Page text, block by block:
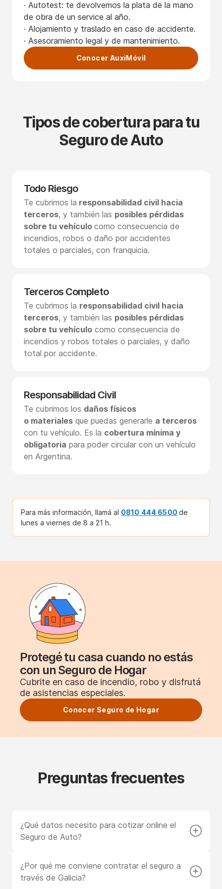
· Autotest: te devolvemos la plata de la mano
de obra de un service al año.
· Alojamiento y traslado en caso de accidente.
· Asesoramiento legal y de mantenimiento.
Conocer AuxiMóvil
Tipos de cobertura para tu
Seguro de Auto
Todo Riesgo
Te cubrimos la responsabilidad civil hacia
terceros, y también las posibles pérdidas
sobre tu vehículo como consecuencia de
incendios, robos o daño por accidentes
totales o parciales, con franquicia.
Terceros Completo
Te cubrimos la responsabilidad civil hacia
terceros, y también las posibles pérdidas
sobre tu vehículo como consecuencia de
incendios y robos totales o parciales, y daño
total por accidente.
Responsabilidad Civil
Te cubrimos los daños físicos
o materiales que puedas generarle a terceros
con tu vehículo. Es la cobertura mínima y
obligatoria para poder circular con un vehículo
en Argentina.
Para más información, llamá al 0810 444 6500de
lunes a viernes de 8 a 21 h.
Protegé tu casa cuando no estás
con un Seguro de Hogar
Cubrite en caso de incendio, robo y disfrutá
de asistencias especiales.
Conocer Seguro de Hogar
Preguntas frecuentes
¿Qué datos necesito para cotizar online el
Seguro de Auto?
no olvides tener a mano la cédula verde.
¿Por qué me conviene contratar el seguro a
través de Galicia?